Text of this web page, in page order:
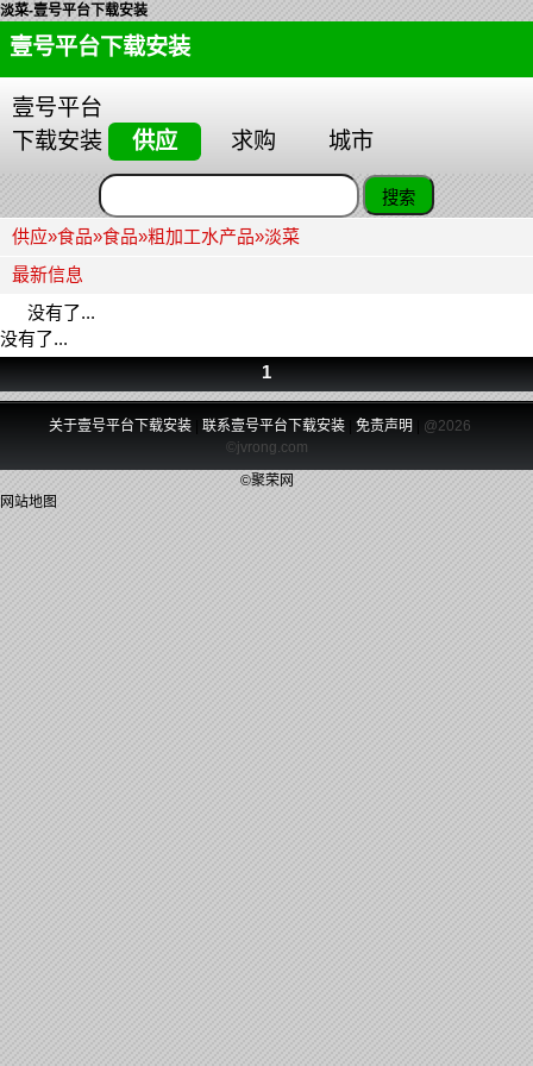
淡菜-壹号平台下载安装
壹号平台下载安装
壹号平台
下载安装
供应 求购 城市
供应»食品»食品»粗加工水产品»淡菜
最新信息
没有了...
没有了...
1
关于壹号平台下载安装 联系壹号平台下载安装| 免责声明
@2026
©jvrong.com
©聚荣网
网站地图